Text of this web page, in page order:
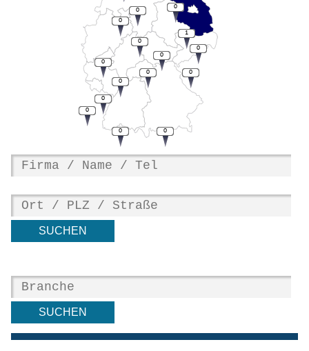
0
0
0
1
0
0
0
0
0
0
0
0
0
0
0